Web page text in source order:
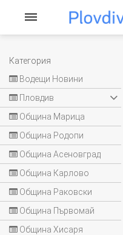
Категория
Водещи Новини
Пловдив
Община Марица
Община Родопи
Община Асеновград
Община Карлово
Община Раковски
Община Първомай
Община Хисаря